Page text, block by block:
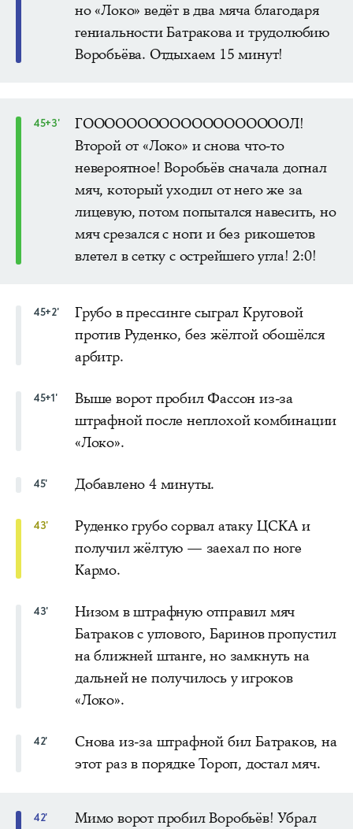
но «Локо» ведёт в два мяча благодаря
гениальности Батракова и трудолюбию
Воробьёва. Отдыхаем 15 минут!
45+3'
ГОООООООООООООООООООЛ!
Второй от «Локо» и снова что-то
невероятное! Воробьёв сначала догнал
мяч, который уходил от него же за
лицевую, потом попытался навесить, но
мяч срезался с ноги и без рикошетов
влетел в сетку с острейшего угла! 2:0!
45+2'
Грубо в прессинге сыграл Круговой
против Руденко, без жёлтой обошёлся
арбитр.
45+1'
Выше ворот пробил Фассон из-за
штрафной после неплохой комбинации
«Локо».
45' Добавлено 4 минуты.
43'
Руденко грубо сорвал атаку ЦСКА и
получил жёлтую — заехал по ноге
Кармо.
43'
Низом в штрафную отправил мяч
Батраков с углового, Баринов пропустил
на ближней штанге, но замкнуть на
дальней не получилось у игроков
«Локо».
42'
Снова из-за штрафной бил Батраков, на
этот раз в порядке Тороп, достал мяч.
42'
Мимо ворот пробил Воробьёв! Убрал